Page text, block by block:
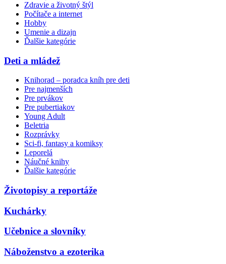
Zdravie a životný štýl
Počítače a internet
Hobby
Umenie a dizajn
Ďalšie kategórie
Deti a mládež
Knihorad – poradca kníh pre deti
Pre najmenších
Pre prvákov
Pre pubertiakov
Young Adult
Beletria
Rozprávky
Sci-fi, fantasy a komiksy
Leporelá
Náučné knihy
Ďalšie kategórie
Životopisy a reportáže
Kuchárky
Učebnice a slovníky
Náboženstvo a ezoterika